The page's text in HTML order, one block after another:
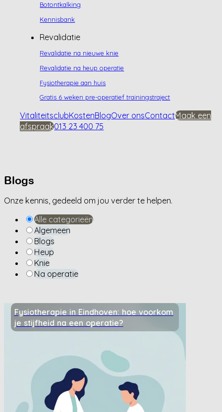
Botontkalking
Kennisbank
Revalidatie
Revalidatie na nieuwe knie
Revalidatie na heup operatie
Fysiotherapie aan huis
Gratis 6 weken pre-operatief trainingstraject
VitaliteitsclubKostenBlogOver onsContactMaak een
afspraak013 23 400 75
Blogs
Onze kennis, gedeeld om jou verder te helpen.
Alle categorieën
Algemeen
Blogs
Heup
Knie
Na operatie
Fysiotherapie in Eindhoven: hoe voorkom
je stijfheid na een operatie?